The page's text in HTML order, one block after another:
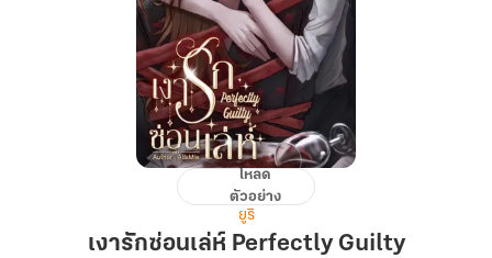
ซ่อน
โหลด
ตัวอย่าง
ยูริ
เงารักซ่อนเล่ห์ Perfectly Guilty